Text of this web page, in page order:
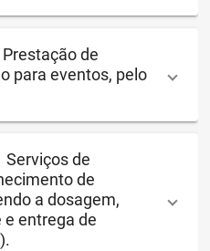
de
para eventos, pelo
Serviços de
de
a dosagem,
entrega de